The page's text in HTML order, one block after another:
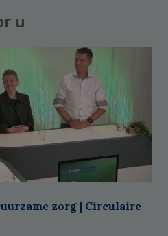
u
zorg | Circulaire